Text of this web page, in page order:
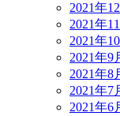
2021年
2021年
2021年
2021年9
2021年8
2021年7
2021年6